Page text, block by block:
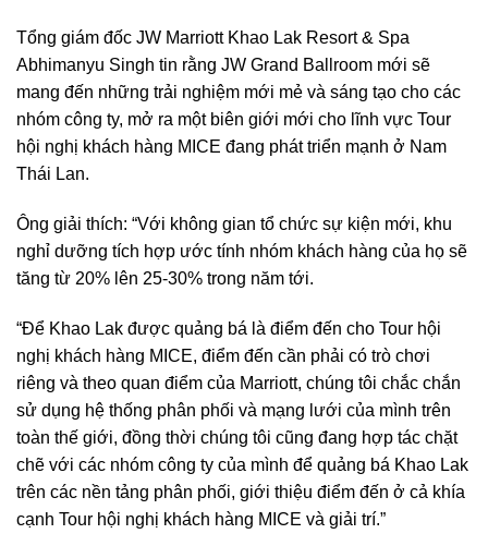
Tổng giám đốc JW Marriott Khao Lak Resort & Spa
Abhimanyu Singh tin rằng JW Grand Ballroom mới sẽ
mang đến những trải nghiệm mới mẻ và sáng tạo cho các
nhóm công ty, mở ra một biên giới mới cho lĩnh vực Tour
hội nghị khách hàng MICE đang phát triển mạnh ở Nam
Thái Lan.
Ông giải thích: “Với không gian tổ chức sự kiện mới, khu
nghỉ dưỡng tích hợp ước tính nhóm khách hàng của họ sẽ
tăng từ 20% lên 25-30% trong năm tới.
“Để Khao Lak được quảng bá là điểm đến cho Tour hội
nghị khách hàng MICE, điểm đến cần phải có trò chơi
riêng và theo quan điểm của Marriott, chúng tôi chắc chắn
sử dụng hệ thống phân phối và mạng lưới của mình trên
toàn thế giới, đồng thời chúng tôi cũng đang hợp tác chặt
chẽ với các nhóm công ty của mình để quảng bá Khao Lak
trên các nền tảng phân phối, giới thiệu điểm đến ở cả khía
cạnh Tour hội nghị khách hàng MICE và giải trí.”